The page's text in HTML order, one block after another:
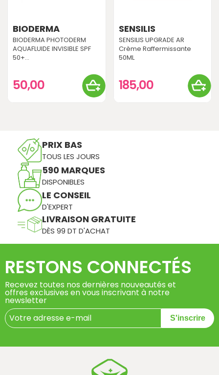
BIODERMA
BIODERMA PHOTODERM
AQUAFLUIDE INVISIBLE SPF
50+...
50,00
SENSILIS
SENSILIS UPGRADE AR
Crème Raffermissante
50ML
185,00
PRIX BAS
TOUS LES JOURS
590 MARQUES
DISPONIBLES
LE CONSEIL
D'EXPERT
LIVRAISON GRATUITE
DÈS 99 DT D'ACHAT
RESTONS CONNECTÉS
Recevez toutes nos dernières nouveautés et
offres exclusives en vous inscrivant à notre
newsletter
S'inscrire